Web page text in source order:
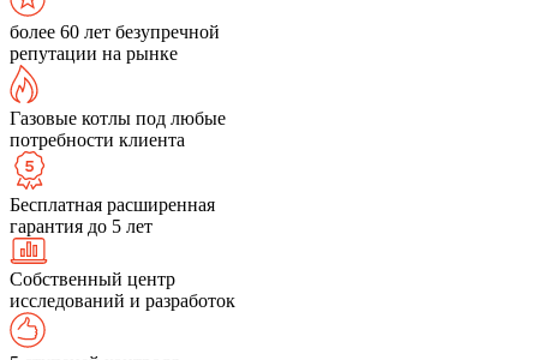
более 60 лет безупречной
репутации на рынке
Газовые котлы под любые
потребности клиента
Бесплатная расширенная
гарантия до 5 лет
Собственный центр
исследований и разработок